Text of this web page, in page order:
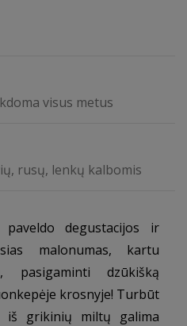
visus metus
rusų, lenkų kalbomis
degustacijos ir
malonumas, kartu
pasigaminti dzūkišką
krosnyje! Turbūt
iš grikinių miltų galima